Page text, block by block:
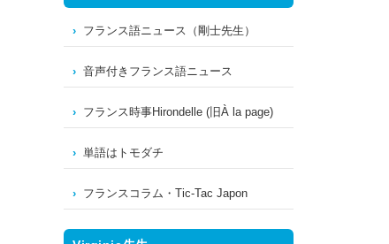
フランス語ニュース（剛士先生）
音声付きフランス語ニュース
フランス時事Hirondelle (旧À la page)
単語はトモダチ
フランスコラム・Tic-Tac Japon